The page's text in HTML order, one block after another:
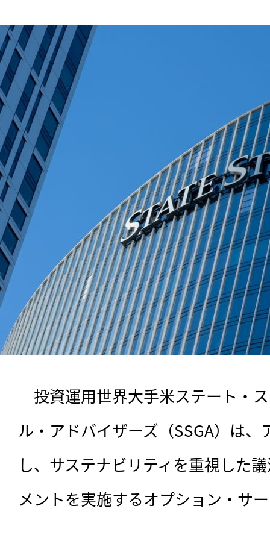
投資運用世界大手米ステート・
ル・アドバイザーズ（SSGA）は
し、サステナビリティを重視した
メントを実施するオプション・サ